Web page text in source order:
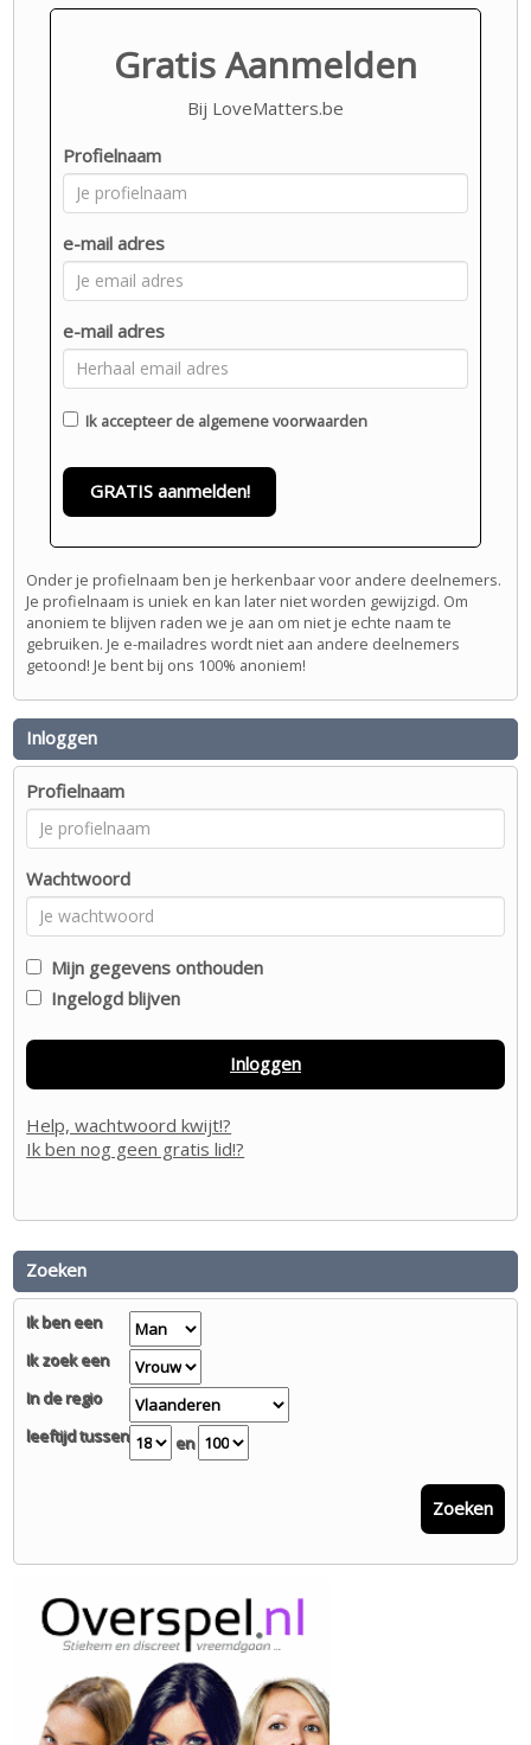
Gratis Aanmelden
Bij LoveMatters.be
Profielnaam
e-mail adres
e-mail adres
Ik accepteer de algemene voorwaarden
GRATIS aanmelden!
Onder je profielnaam ben je herkenbaar voor andere deelnemers.
Je profielnaam is uniek en kan later niet worden gewijzigd. Om
anoniem te blijven raden we je aan om niet je echte naam te
gebruiken. Je e-mailadres wordt niet aan andere deelnemers
getoond! Je bent bij ons 100% anoniem!
Inloggen
Profielnaam
Wachtwoord
Mijn gegevens onthouden
Ingelogd blijven
Inloggen
Help, wachtwoord kwijt!?
Ik ben nog geen gratis lid!?
Zoeken
Ik ben een
Ik zoek een
In de regio
leeftijd tussen
en
Zoeken